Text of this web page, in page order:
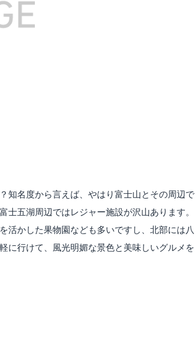
知名度から言えば、やはり富士山とその周辺で
五湖周辺ではレジャー施設が沢山あります。
活かした果物園なども多いですし、北部には八
に行けて、風光明媚な景色と美味しいグルメを